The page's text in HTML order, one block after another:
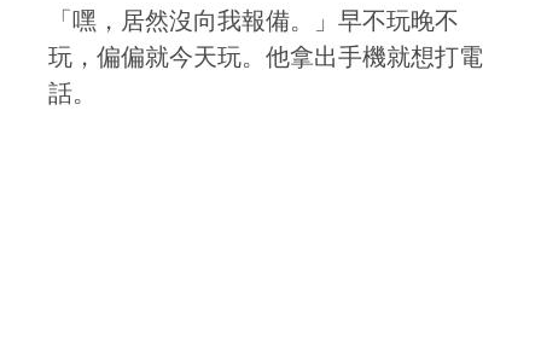
「嘿，居然沒向我報備。」早不玩晚不
玩，偏偏就今天玩。他拿出手機就想打電
話。